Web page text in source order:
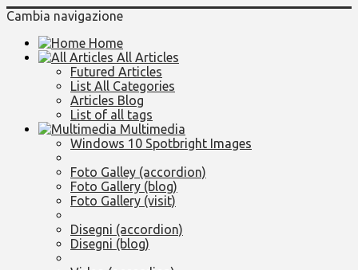
Cambia navigazione
Home
All Articles
Futured Articles
List All Categories
Articles Blog
List of all tags
Multimedia
Windows 10 Spotbright Images
Foto Galley (accordion)
Foto Gallery (blog)
Foto Gallery (visit)
Disegni (accordion)
Disegni (blog)